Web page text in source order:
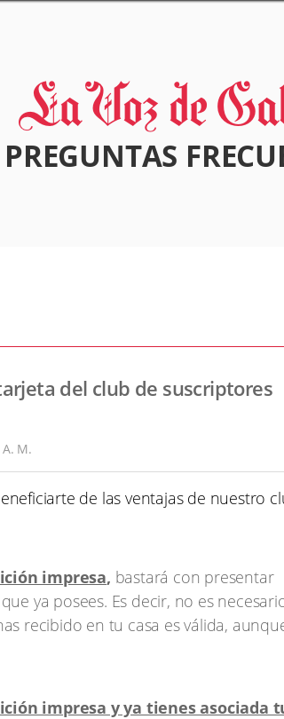
PREGUNTAS
del club de suscriptores
M.
de las ventajas de nuestro
impresa, bastará con presentar
ya posees. Es decir, no es
recibido en tu casa es válida,
impresa y ya tienes asociada